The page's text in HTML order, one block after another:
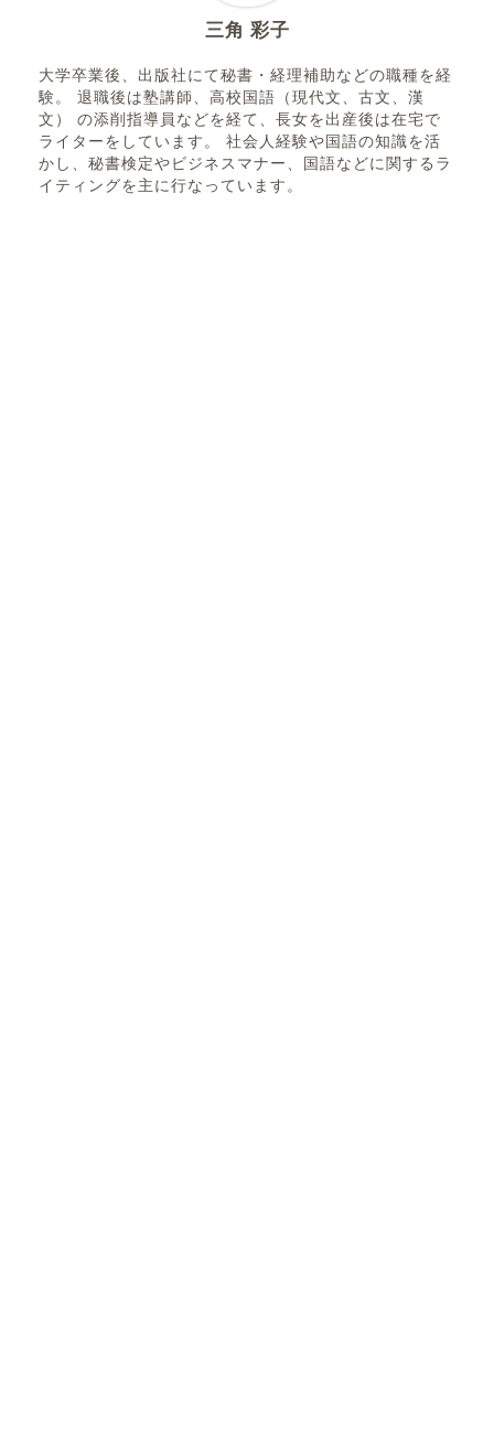
三角 彩子
大学卒業後、出版社にて秘書・経理補助などの職種を経
験。 退職後は塾講師、高校国語（現代文、古文、漢
文） の添削指導員などを経て、長女を出産後は在宅で
ライターをしています。 社会人経験や国語の知識を活
かし、秘書検定やビジネスマナー、国語などに関するラ
イティングを主に行なっています。